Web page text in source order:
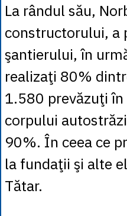
La rândul său,
constructorului, a
şantierului, în
realizaţi 80%
1.580 prevăzuţi
corpului
90%. În ceea ce
la fundaţii şi alte
Tătar.